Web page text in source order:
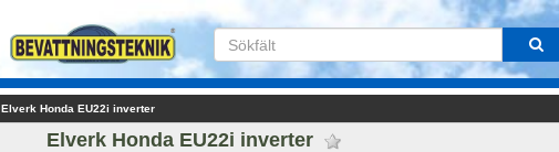
Elverk Honda EU22i inverter
Elverk Honda EU22i inverter